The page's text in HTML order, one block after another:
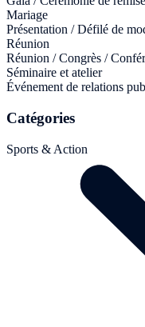
Mariage
Présentation / Défilé de
Réunion
Réunion / Congrès /
Séminaire et atelier
Événement de relations
Catégories
Sports & Action